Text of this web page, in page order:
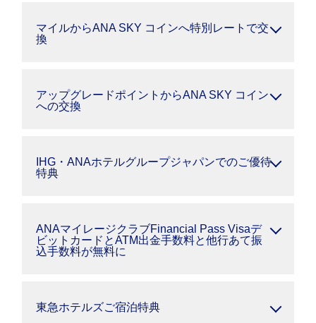
マイルからANA SKY コインへ特別レートで交
換
アップグレードポイントからANA SKY コイン
への交換
IHG・ANAホテルグループジャパンでのご優待
特典
ANAマイレージクラブFinancial Pass Visaデ
ビットカードとATM出金手数料と他行あて振
込手数料が無料に
東急ホテルズご宿泊特典